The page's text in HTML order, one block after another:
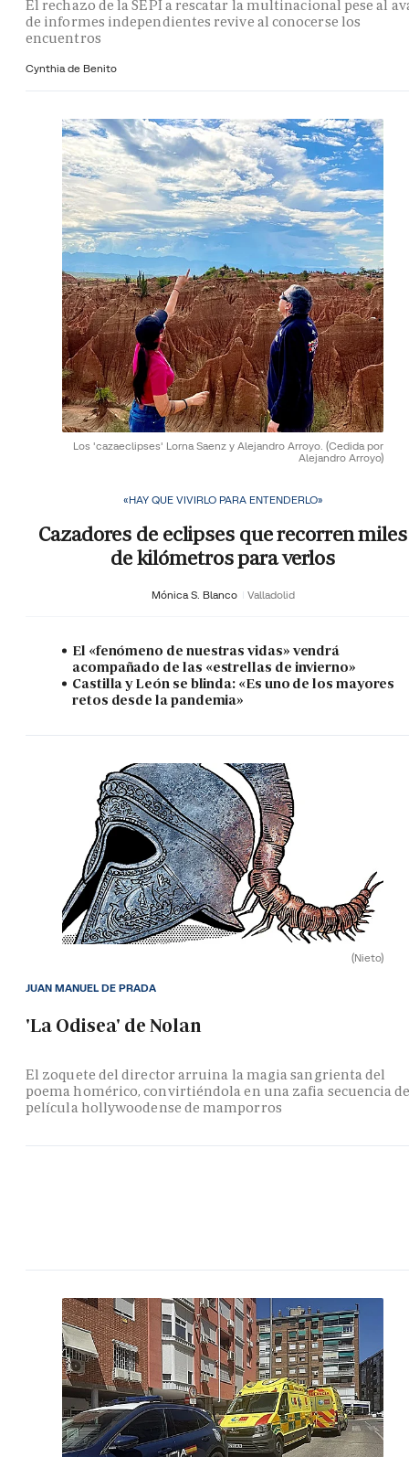
El rechazo de la SEPI a rescatar la multinacional pese al
de informes independientes revive al conocerse los
encuentros
Cynthia de Benito
Los 'cazaeclipses' Lorna Saenz y Alejandro Arroyo. (Cedida por
Alejandro Arroyo)
«HAY QUE VIVIRLO PARA ENTENDERLO»
Cazadores de eclipses que recorren miles
de kilómetros para verlos
Mónica S. Blanco Valladolid
El «fenómeno de nuestras vidas» vendrá
acompañado de las «estrellas de invierno»
Castilla y León se blinda: «Es uno de los mayores
retos desde la pandemia»
(Nieto)
'La Odisea' de Nolan
El zoquete del director arruina la magia sangrienta del
poema homérico, convirtiéndola en una zafia secuencia
película hollywoodense de mamporros
JUAN MANUEL DE PRADA